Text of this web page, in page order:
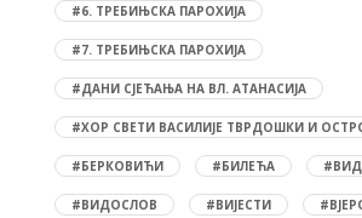
#6. ТРЕБИЊСКА ПАРОХИЈА
#7. ТРЕБИЊСКА ПАРОХИЈА
#ДАНИ СЈЕЋАЊА НА ВЛ. АТАНАСИЈА
#ХОР СВЕТИ ВАСИЛИЈЕ ТВРДОШКИ И
#БЕРКОВИЋИ #БИЛЕЋА
#ВИДОСЛОВ #ВИЈЕСТИ